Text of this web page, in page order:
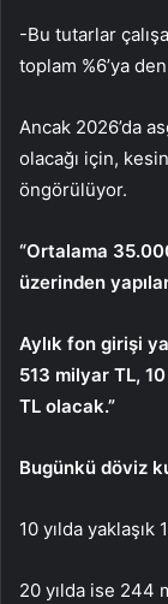
-Bu tutarlar
toplam %6’ya
Ancak 2026’da
olacağı için,
öngörülüyor.
“Ortalama
üzerinden
Aylık fon girişi
513 milyar TL,
TL olacak.”
Bugünkü döviz
10 yılda yaklaşık
20 yılda ise 244